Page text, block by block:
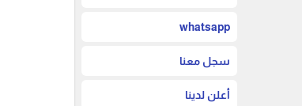
whatsapp
سجل معنا
أعلن لدينا